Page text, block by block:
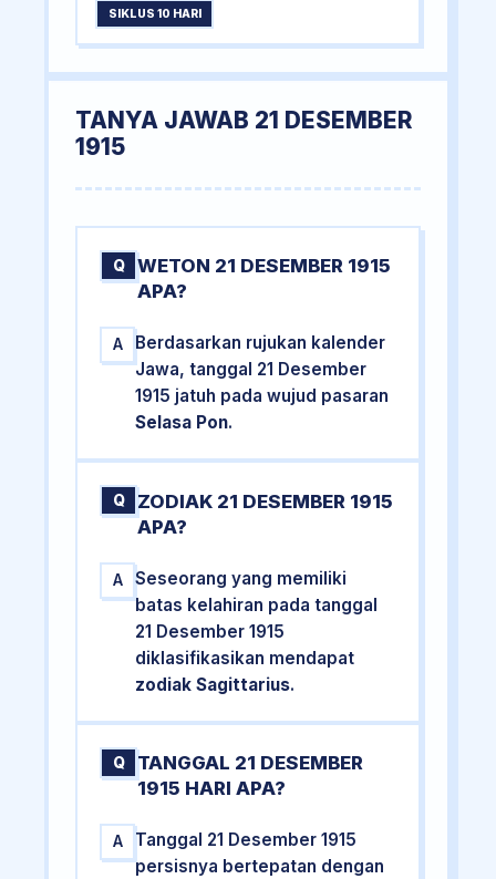
SIKLUS 10 HARI
TANYA JAWAB 21 DESEMBER
1915
Q
WETON 21 DESEMBER 1915
APA?
A
Berdasarkan rujukan kalender
Jawa, tanggal 21 Desember
1915 jatuh pada wujud pasaran
Selasa Pon.
Q
ZODIAK 21 DESEMBER 1915
APA?
A
Seseorang yang memiliki
batas kelahiran pada tanggal
21 Desember 1915
diklasifikasikan mendapat
zodiak Sagittarius.
Q
TANGGAL 21 DESEMBER
1915 HARI APA?
A
Tanggal 21 Desember 1915
persisnya bertepatan dengan